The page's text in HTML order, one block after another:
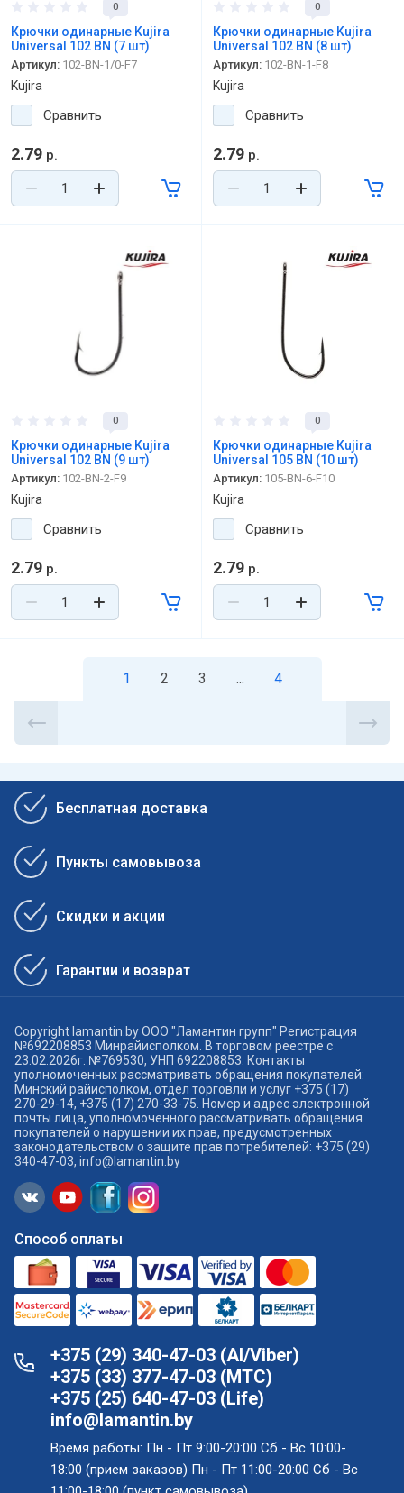
0
Крючки одинарные Kujira
Universal 102 BN (7 шт)
Артикул: 102-BN-1/0-F7
Kujira
Сравнить
2.79 р.
0
Крючки одинарные Kujira
Universal 102 BN (8 шт)
Артикул: 102-BN-1-F8
Kujira
Сравнить
2.79 р.
0
Крючки одинарные Kujira
Universal 102 BN (9 шт)
Артикул: 102-BN-2-F9
Kujira
Сравнить
2.79 р.
0
Крючки одинарные Kujira
Universal 105 BN (10 шт)
Артикул: 105-BN-6-F10
Kujira
Сравнить
2.79 р.
1 2 3 ... 4
Бесплатная доставка
Пункты самовывоза
Скидки и акции
Гарантии и возврат
Copyright lamantin.by ООО "Ламантин групп" Регистрация
№692208853 Минрайисполком. В торговом реестре с
23.02.2026г. №769530, УНП 692208853. Контакты
уполномоченных рассматривать обращения покупателей:
Минский райисполком, отдел торговли и услуг +375 (17)
270-29-14, +375 (17) 270-33-75. Номер и адрес электронной
почты лица, уполномоченного рассматривать обращения
покупателей о нарушении их прав, предусмотренных
законодательством о защите прав потребителей: +375 (29)
340-47-03, info@lamantin.by
Способ оплаты
+375 (29) 340-47-03 (АI/Viber)
+375 (33) 377-47-03 (МТС)
+375 (25) 640-47-03 (Life)
info@lamantin.by
Время работы: Пн - Пт 9:00-20:00 Сб - Вс 10:00-
18:00 (прием заказов) Пн - Пт 11:00-20:00 Сб - Вс